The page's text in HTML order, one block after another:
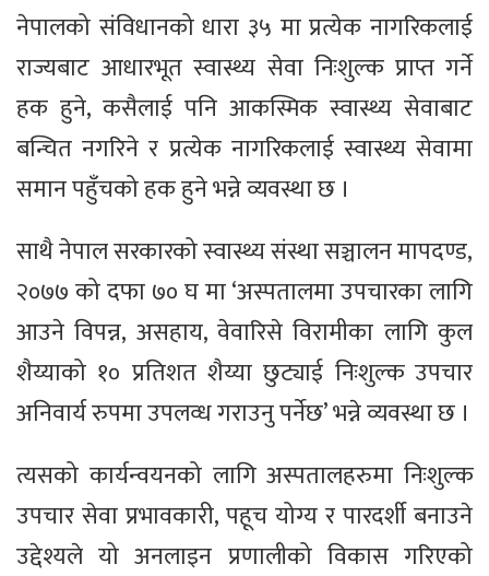
नेपालको संविधानको धारा ३५ मा प्रत्येक नागरिकलाई
राज्यबाट आधारभूत स्वास्थ्य सेवा निःशुल्क प्राप्त गर्ने
हक हुने, कसैलाई पनि आकस्मिक स्वास्थ्य सेवाबाट
बन्चित नगरिने र प्रत्येक नागरिकलाई स्वास्थ्य सेवामा
समान पहुँचको हक हुने भन्ने व्यवस्था छ ।
साथै नेपाल सरकारको स्वास्थ्य संस्था सञ्चालन मापदण्ड,
२०७७ को दफा ७० घ मा ‘अस्पतालमा उपचारका लागि
आउने विपन्न, असहाय, वेवारिसे विरामीका लागि कुल
शैय्याको १० प्रतिशत शैय्या छुट्याई निःशुल्क उपचार
अनिवार्य रुपमा उपलव्ध गराउनु पर्नेछ’ भन्ने व्यवस्था छ ।
त्यसको कार्यन्वयनको लागि अस्पतालहरुमा निःशुल्क
उपचार सेवा प्रभावकारी, पहूच योग्य र पारदर्शी बनाउने
उद्देश्यले यो अनलाइन प्रणालीको विकास गरिएको